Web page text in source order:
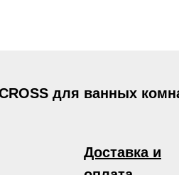
Доставка и
для ванных